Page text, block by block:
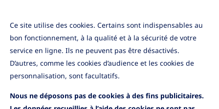
Vous avez une question ou un
projet ?
Parlons-en !
Ce site utilise des cookies. Certains sont indispensables au
bon fonctionnement, à la qualité et à la sécurité de votre
service en ligne. Ils ne peuvent pas être désactivés.
D’autres, comme les cookies d’audience et les cookies de
personnalisation, sont facultatifs.
Nous ne déposons pas de cookies à des fins publicitaires.